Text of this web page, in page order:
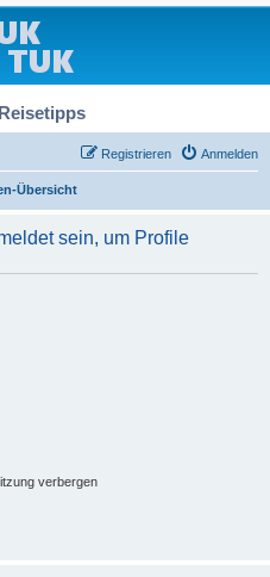
Anmelden
Registrieren
Übersicht
sein, um Profile
verbergen